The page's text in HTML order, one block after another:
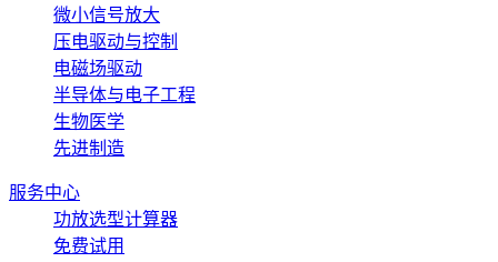
微小信号放大
压电驱动与控制
电磁场驱动
半导体与电子工程
生物医学
先进制造
服务中心
功放选型计算器
免费试用